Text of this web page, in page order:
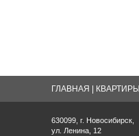
ГЛАВНАЯ КВАРТИРЫ
630099, г. Новосибирск,
ул. Ленина, 12